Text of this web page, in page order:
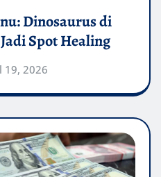
Dinosaurus di
Spot Healing
19, 2026